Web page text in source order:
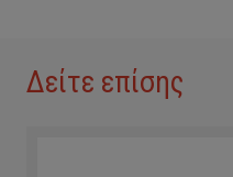
Δείτε επίσης